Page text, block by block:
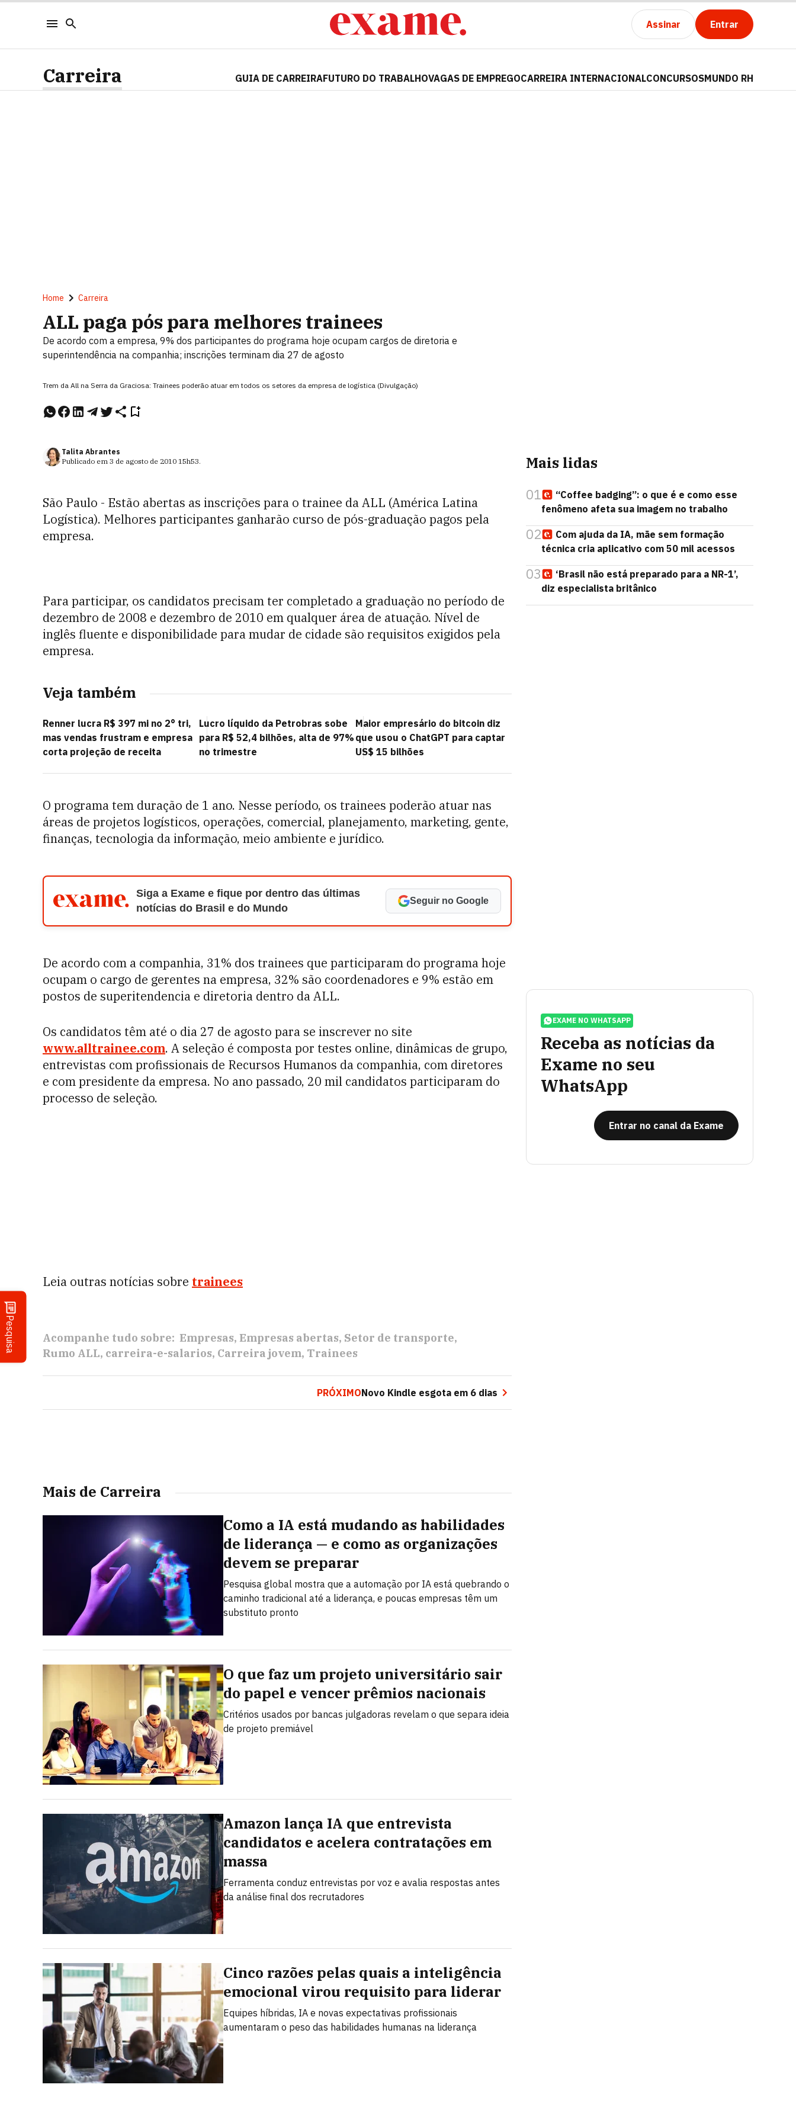
Assinar Entrar
Pesquisa
Carreira GUIA DE CARREIRAFUTURO DO TRABALHOVAGAS DE EMPREGOCARREIRA INTERNACIONALCONCURSOSMUNDO RH
Home Carreira
ALL paga pós para melhores trainees
De acordo com a empresa, 9% dos participantes do programa hoje ocupam cargos de diretoria e
superintendência na companhia; inscrições terminam dia 27 de agosto
Trem da All na Serra da Graciosa: Trainees poderão atuar em todos os setores da empresa de logística (Divulgação)
Talita Abrantes
Publicado em 3 de agosto de 2010 15h53.
São Paulo - Estão abertas as inscrições para o trainee da ALL (América Latina
Logística). Melhores participantes ganharão curso de pós-graduação pagos pela
empresa.
Para participar, os candidatos precisam ter completado a graduação no período de
dezembro de 2008 e dezembro de 2010 em qualquer área de atuação. Nível de
inglês fluente e disponibilidade para mudar de cidade são requisitos exigidos pela
empresa.
Veja também
Renner lucra R$ 397 mi no 2° tri,
mas vendas frustram e empresa
corta projeção de receita
Lucro líquido da Petrobras sobe
para R$ 52,4 bilhões, alta de 97%
no trimestre
Maior empresário do bitcoin diz
que usou o ChatGPT para captar
US$ 15 bilhões
O programa tem duração de 1 ano. Nesse período, os trainees poderão atuar nas
áreas de projetos logísticos, operações, comercial, planejamento, marketing, gente,
finanças, tecnologia da informação, meio ambiente e jurídico.
Siga a Exame e fique por dentro das últimas
notícias do Brasil e do Mundo
Seguir no Google
De acordo com a companhia, 31% dos trainees que participaram do programa hoje
ocupam o cargo de gerentes na empresa, 32% são coordenadores e 9% estão em
postos de superitendencia e diretoria dentro da ALL.
Os candidatos têm até o dia 27 de agosto para se inscrever no site
www.alltrainee.com. A seleção é composta por testes online, dinâmicas de grupo,
entrevistas com profissionais de Recursos Humanos da companhia, com diretores
e com presidente da empresa. No ano passado, 20 mil candidatos participaram do
processo de seleção.
Leia outras notícias sobre trainees
Acompanhe tudo sobre: Empresas Empresas abertas Setor de transporte
Rumo ALL carreira-e-salarios Carreira jovem Trainees
PRÓXIMONovo Kindle esgota em 6 dias
Mais de Carreira
Como a IA está mudando as habilidades
de liderança — e como as organizações
devem se preparar
Pesquisa global mostra que a automação por IA está quebrando o
caminho tradicional até a liderança, e poucas empresas têm um
substituto pronto
O que faz um projeto universitário sair
do papel e vencer prêmios nacionais
Critérios usados por bancas julgadoras revelam o que separa ideia
de projeto premiável
Amazon lança IA que entrevista
candidatos e acelera contratações em
massa
Ferramenta conduz entrevistas por voz e avalia respostas antes
da análise final dos recrutadores
Cinco razões pelas quais a inteligência
emocional virou requisito para liderar
Equipes híbridas, IA e novas expectativas profissionais
aumentaram o peso das habilidades humanas na liderança
Mais lidas
01
“Coffee badging”: o que é e como esse
fenômeno afeta sua imagem no trabalho
02
Com ajuda da IA, mãe sem formação
técnica cria aplicativo com 50 mil acessos
03
‘Brasil não está preparado para a NR-1’,
diz especialista britânico
EXAME NO WHATSAPP
Receba as notícias da
Exame no seu
WhatsApp
Entrar no canal da Exame